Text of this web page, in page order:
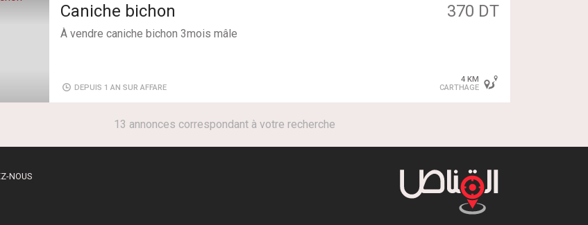
Caniche bichon 370 DT
À vendre caniche bichon 3mois mâle
DEPUIS 1 AN SUR AFFARE
4 KM
CARTHAGE
13 annonces correspondant à votre recherche
NOUS